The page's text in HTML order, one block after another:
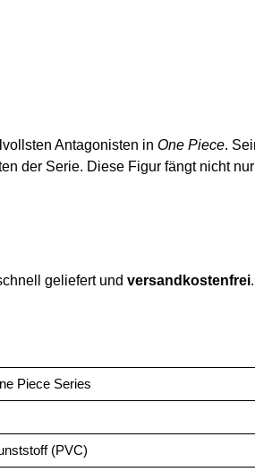
Antagonisten in One Piece.
der Serie. Diese Figur fängt nicht
geliefert und versandkostenfrei
Piece Series
(PVC)